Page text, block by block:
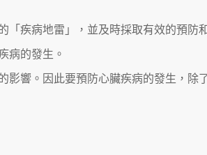
「疾病地雷」，並及時採取有效的預防
病的發生。
影響。因此要預防心臟疾病的發生，除